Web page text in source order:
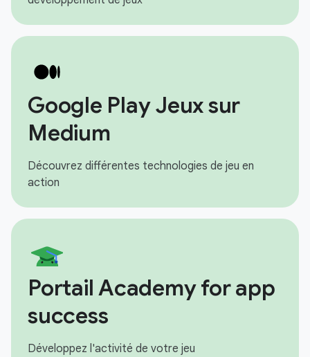
Google Play Jeux sur
Medium
Découvrez différentes technologies de jeu en
action
Portail Academy for app
success
Développez l'activité de votre jeu